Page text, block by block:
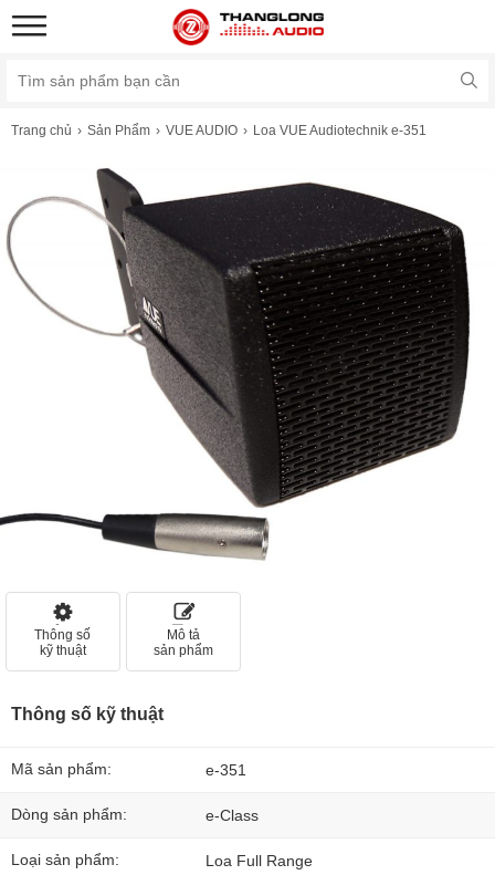
Trang chủ Sản Phẩm VUE AUDIO Loa VUE Audiotechnik e-351
Thông số
kỹ thuật
Mô tả
sản phẩm
Thông số kỹ thuật
Mã sản phẩm: e-351
Dòng sản phẩm: e-Class
Loại sản phẩm: Loa Full Range